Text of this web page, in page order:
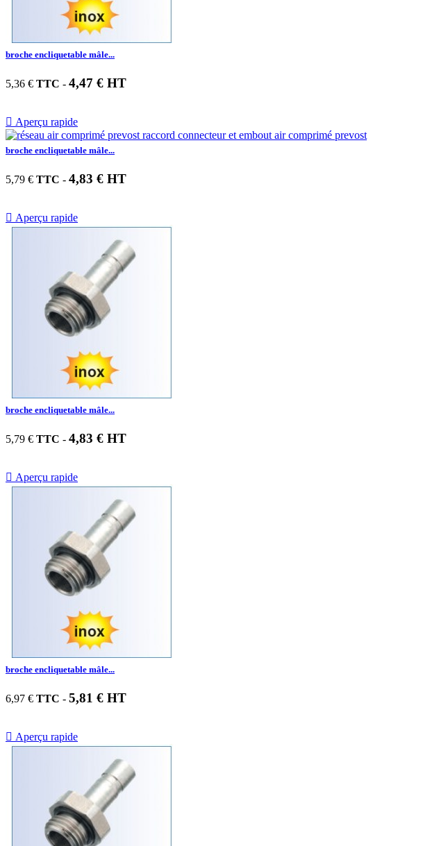
broche encliquetable mâle...
5,36 € TTC - 4,47 € HT
 Aperçu rapide
broche encliquetable mâle...
5,79 € TTC - 4,83 € HT
 Aperçu rapide
broche encliquetable mâle...
5,79 € TTC - 4,83 € HT
 Aperçu rapide
broche encliquetable mâle...
6,97 € TTC - 5,81 € HT
 Aperçu rapide